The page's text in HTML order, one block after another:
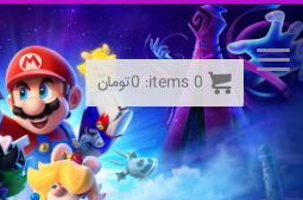
0
items:
0تومان